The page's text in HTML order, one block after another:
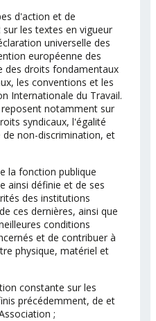
d'action et de
les textes en vigueur
universelle des
européenne des
des droits fondamentaux
les conventions et les
Internationale du Travail.
notamment sur
syndicaux, l'égalité
non-discrimination, et
la fonction publique
ainsi définie et de ses
des institutions
ces dernières, ainsi que
conditions
et de contribuer à
physique, matériel et
constante sur les
précédemment, de et
;